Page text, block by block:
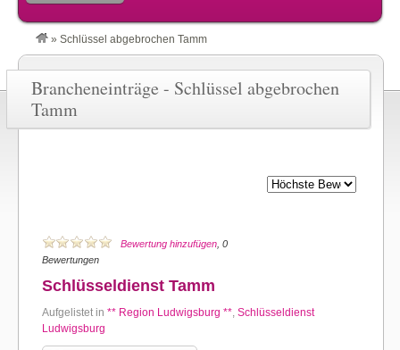
» Schlüssel abgebrochen Tamm
Brancheneinträge - Schlüssel abgebrochen
Tamm
Bewertung hinzufügen , 0
Bewertungen
Schlüsseldienst Tamm
Aufgelistet in ** Region Ludwigsburg **, Schlüsseldienst
Ludwigsburg